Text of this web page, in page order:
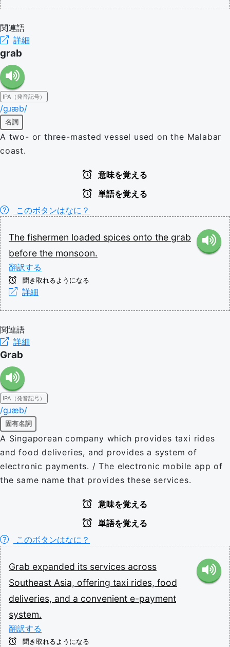
関連語
詳細
grab
IPA（発音記号）
/ɡɹæb/
名詞
A two- or three-masted vessel used on the Malabar
coast.
意味を覚える
単語を覚える
このボタンはなに？
The fishermen loaded spices onto the grab
before the monsoon.
翻訳する
聞き取れるようになる
詳細
関連語
詳細
Grab
IPA（発音記号）
/ɡɹæb/
固有名詞
A Singaporean company which provides taxi rides
and food deliveries, and provides a system of
electronic payments. / The electronic mobile app of
the same name that provides these services.
意味を覚える
単語を覚える
このボタンはなに？
Grab expanded its services across
Southeast Asia, offering taxi rides, food
deliveries, and a convenient e-payment
system.
翻訳する
聞き取れるようになる